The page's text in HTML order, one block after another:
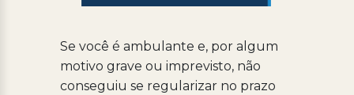
Se você é ambulante e, por algum
motivo grave ou imprevisto, não
conseguiu se regularizar no prazo